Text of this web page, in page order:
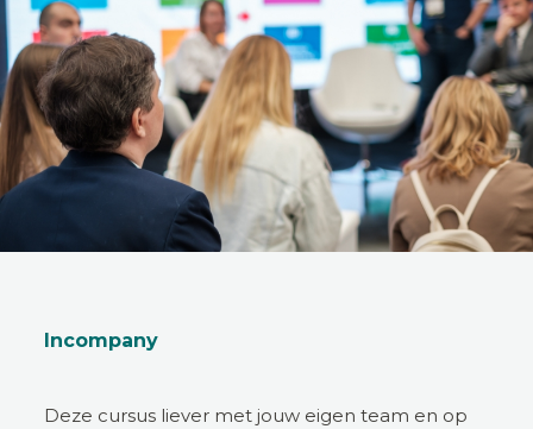
Incompany
Deze cursus liever met jouw eigen team en op